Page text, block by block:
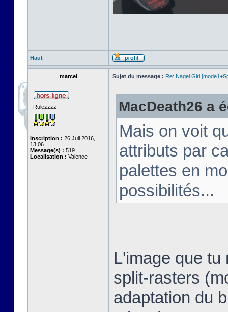
Haut
marcel Sujet du message : Re: Nagel Girl
Rulezzzz
Inscription : 26 Juil 2016,
13:06
Message(s) : 519
Localisation : Valence
MacDeath26 a
Mais on voit
attributs par
palettes en
possibilités...
L'image que
split-rasters
adaptation du